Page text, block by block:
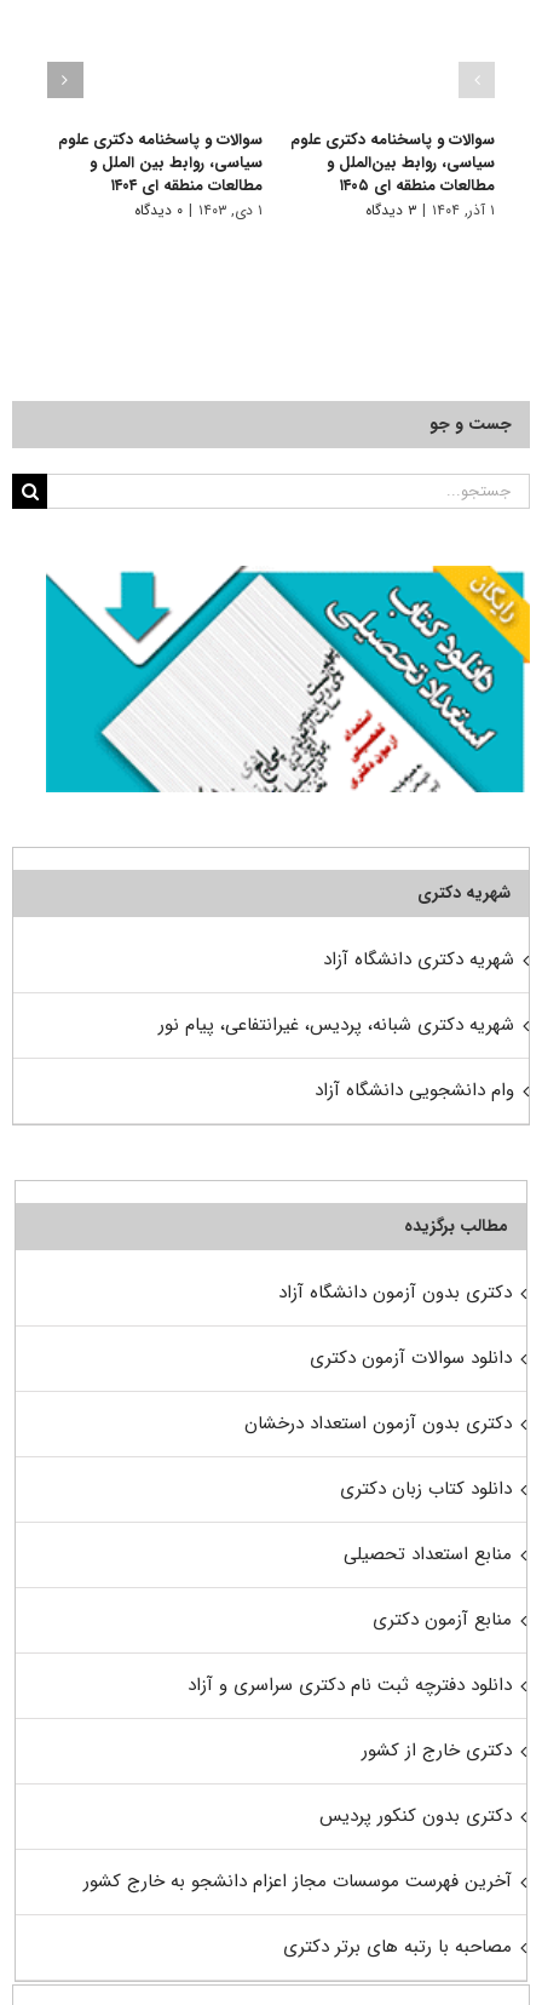
سوالات و پاسخنامه دکتری علوم
سیاسی، روابط بین‌الملل و
مطالعات منطقه ای ۱۴۰۵
۱ آذر, ۱۴۰۴ | ۳ دیدگاه
سوالات و پاسخنامه دکتری علوم
سیاسی، روابط بین الملل و
مطالعات منطقه ای ۱۴۰۴
۱ دی, ۱۴۰۳ | ۰ دیدگاه
جست و جو
جستجو
شهریه دکتری
شهریه دکتری دانشگاه آزاد
شهریه دکتری شبانه، پردیس، غیرانتفاعی، پیام نور
وام دانشجویی دانشگاه آزاد
مطالب برگزیده
دکتری بدون آزمون دانشگاه آزاد
دانلود سوالات آزمون دکتری
دکتری بدون آزمون استعداد درخشان
دانلود کتاب زبان دکتری
منابع استعداد تحصیلی
منابع آزمون دکتری
دانلود دفترچه ثبت نام دکتری سراسری و آزاد
دکتری خارج از کشور
دکتری بدون کنکور پردیس
آخرین فهرست موسسات مجاز اعزام دانشجو به خارج کشور
مصاحبه با رتبه های برتر دکتری